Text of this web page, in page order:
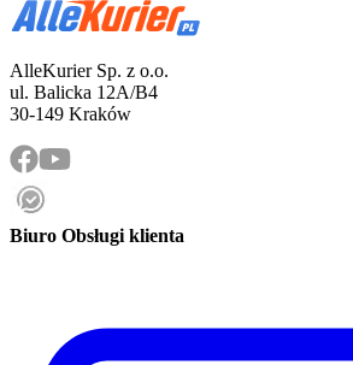
AlleKurier Sp. z o.o.
ul. Balicka 12A/B4
30-149 Kraków
Biuro Obsługi klienta